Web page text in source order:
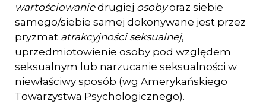
wartościowaniedrugiej osobyoraz siebie
samego/siebie samej dokonywane jest przez
pryzmat atrakcyjności seksualnej,
uprzedmioto­wienie osoby pod względem
seksualnym lub narzucanie seksualności w
niewłaści­wy sposób (wg Amerykańskiego
Towarzystwa Psychologicznego).